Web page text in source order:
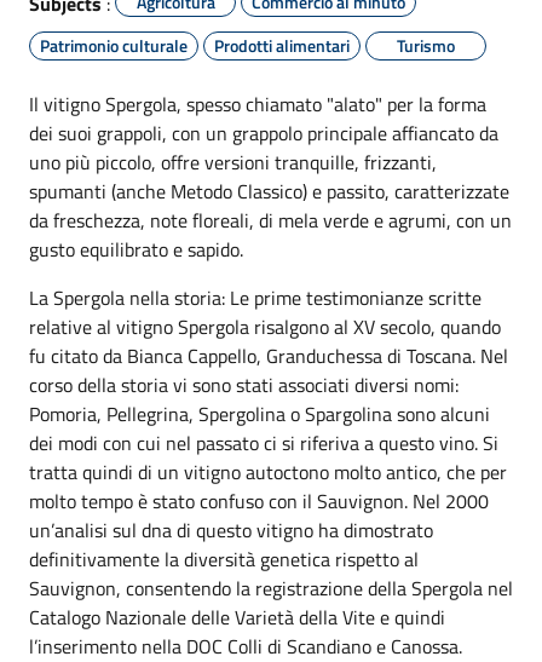
Patrimonio culturale
Prodotti alimentari Turismo
Il vitigno Spergola, spesso chiamato "alato" per la forma
dei suoi grappoli, con un grappolo principale affiancato da
uno più piccolo, offre versioni tranquille, frizzanti,
spumanti (anche Metodo Classico) e passito, caratterizzate
da freschezza, note floreali, di mela verde e agrumi, con un
gusto equilibrato e sapido.
La Spergola nella storia: Le prime testimonianze scritte
relative al vitigno Spergola risalgono al XV secolo, quando
fu citato da Bianca Cappello, Granduchessa di Toscana. Nel
corso della storia vi sono stati associati diversi nomi:
Pomoria, Pellegrina, Spergolina o Spargolina sono alcuni
dei modi con cui nel passato ci si riferiva a questo vino. Si
tratta quindi di un vitigno autoctono molto antico, che per
molto tempo è stato confuso con il Sauvignon. Nel 2000
un’analisi sul dna di questo vitigno ha dimostrato
definitivamente la diversità genetica rispetto al
Sauvignon, consentendo la registrazione della Spergola nel
Catalogo Nazionale delle Varietà della Vite e quindi
l’inserimento nella DOC Colli di Scandiano e Canossa.